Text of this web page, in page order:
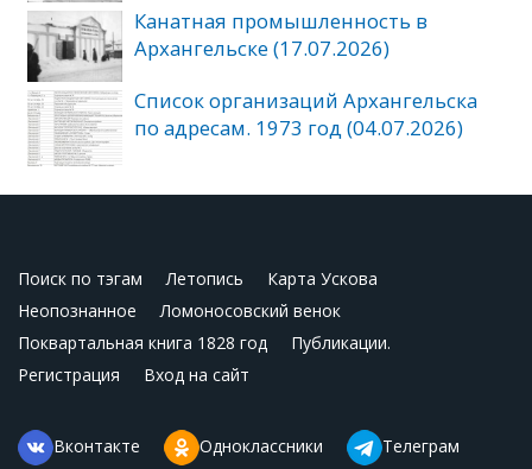
Канатная промышленность в
Архангельске (17.07.2026)
Список организаций Архангельска
по адресам. 1973 год (04.07.2026)
Поиск по тэгам Летопись
Карта Ускова
Неопознанное
Ломоносовский венок
Поквартальная книга 1828 год
Публикации.
Регистрация
Вход на сайт
Вконтакте Одноклассники Телеграм